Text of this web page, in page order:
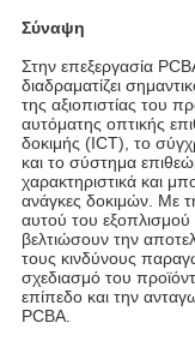
Σύναψη
Στην επεξεργασία
διαδραματίζει
της αξιοπιστίας του
αυτόματης οπτικής
δοκιμής (ICT), το
και το σύστημα
χαρακτηριστικά και
ανάγκες δοκιμών. Με
αυτού του εξοπλισμού
βελτιώσουν την
τους κινδύνους
σχεδιασμό του
επίπεδο και την
PCBA.